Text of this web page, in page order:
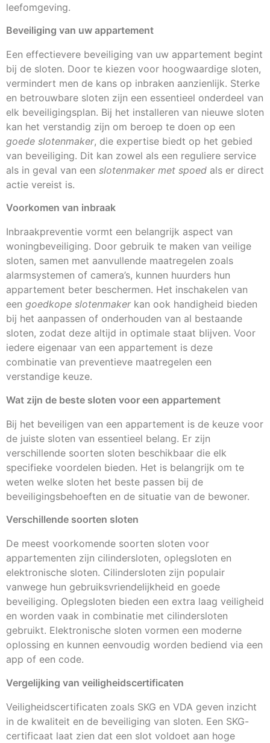
leefomgeving.
Beveiliging van uw appartement
Een effectievere beveiliging van uw appartement begint
bij de sloten. Door te kiezen voor hoogwaardige sloten,
vermindert men de kans op inbraken aanzienlijk. Sterke
en betrouwbare sloten zijn een essentieel onderdeel van
elk beveiligingsplan. Bij het installeren van nieuwe sloten
kan het verstandig zijn om beroep te doen op een
goede slotenmaker, die expertise biedt op het gebied
van beveiliging. Dit kan zowel als een reguliere service
als in geval van een slotenmaker met spoed als er direct
actie vereist is.
Voorkomen van inbraak
Inbraakpreventie vormt een belangrijk aspect van
woningbeveiliging. Door gebruik te maken van veilige
sloten, samen met aanvullende maatregelen zoals
alarmsystemen of camera’s, kunnen huurders hun
appartement beter beschermen. Het inschakelen van
een goedkope slotenmakerkan ook handigheid bieden
bij het aanpassen of onderhouden van al bestaande
sloten, zodat deze altijd in optimale staat blijven. Voor
iedere eigenaar van een appartement is deze
combinatie van preventieve maatregelen een
verstandige keuze.
Wat zijn de beste sloten voor een appartement
Bij het beveiligen van een appartement is de keuze voor
de juiste sloten van essentieel belang. Er zijn
verschillende soorten sloten beschikbaar die elk
specifieke voordelen bieden. Het is belangrijk om te
weten welke sloten het beste passen bij de
beveiligingsbehoeften en de situatie van de bewoner.
Verschillende soorten sloten
De meest voorkomende soorten sloten voor
appartementen zijn cilindersloten, oplegsloten en
elektronische sloten. Cilindersloten zijn populair
vanwege hun gebruiksvriendelijkheid en goede
beveiliging. Oplegsloten bieden een extra laag veiligheid
en worden vaak in combinatie met cilindersloten
gebruikt. Elektronische sloten vormen een moderne
oplossing en kunnen eenvoudig worden bediend via een
app of een code.
Vergelijking van veiligheidscertificaten
Veiligheidscertificaten zoals SKG en VDA geven inzicht
in de kwaliteit en de beveiliging van sloten. Een SKG-
certificaat laat zien dat een slot voldoet aan hoge